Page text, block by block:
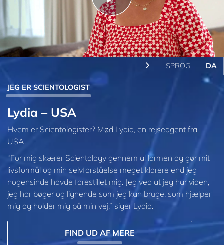
Play
Video
SPROG: DA
JEG ER SCIENTOLOGIST
Lydia – USA
Hvem er Scientologister? Mød Lydia, en rejseagent fra
USA.
“For mig skærer Scientology gennem al larmen og gør mit
livsformål og min selvforståelse meget klarere end jeg
nogensinde havde forestillet mig. Jeg ved at jeg har viden,
jeg har bøger og lignende som jeg kan bruge, som hjælper
mig og holder mig på min vej,” siger Lydia.
FIND UD AF MERE